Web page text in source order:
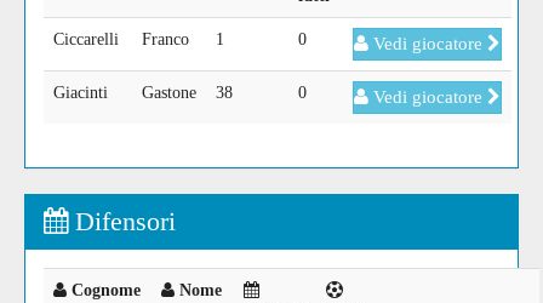
Ciccarelli Franco 1 0 Vedi giocatore
Giacinti Gastone 38 0 Vedi giocatore
Difensori
Cognome
Nome